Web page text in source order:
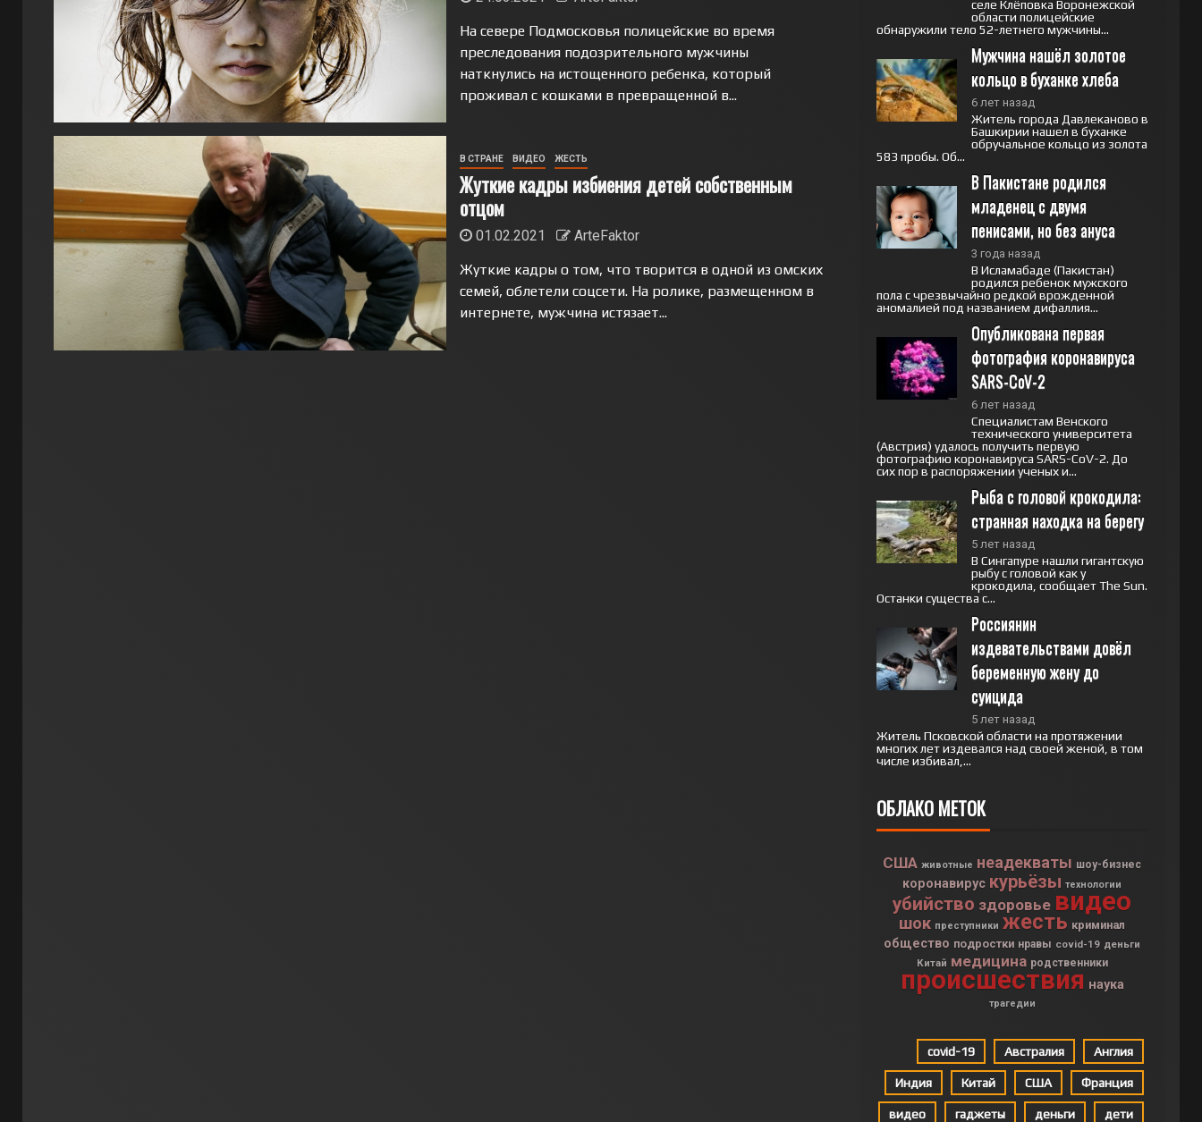
На севере Подмосковья полицейские во время
преследования подозрительного мужчины
наткнулись на истощенного ребенка, который
проживал с кошками в превращенной в...
В СТРАНЕ ВИДЕО ЖЕСТЬ
Жуткие кадры избиения детей собственным
отцом
01.02.2021
ArteFaktor
Жуткие кадры о том, что творится в одной из омских
семей, облетели соцсети. На ролике, размещенном в
интернете, мужчина истязает...
селе Клёповка Воронежской
области полицейские
обнаружили тело 52-летнего мужчины...
Мужчина нашёл золотое
кольцо в буханке хлеба
6 лет назад
Житель города Давлеканово в
Башкирии нашел в буханке
обручальное кольцо из золота
583 пробы. Об...
В Пакистане родился
младенец с двумя
пенисами, но без ануса
3 года назад
В Исламабаде (Пакистан)
родился ребенок мужского
пола с чрезвычайно редкой врожденной
аномалией под названием дифаллия...
Опубликована первая
фотография коронавируса
SARS-CoV-2
6 лет назад
Специалистам Венского
технического университета
(Австрия) удалось получить первую
фотографию коронавируса SARS-CoV-2. До
сих пор в распоряжении ученых и...
Рыба с головой крокодила:
странная находка на берегу
5 лет назад
В Сингапуре нашли гигантскую
рыбу с головой как у
крокодила, сообщает The Sun.
Останки существа с...
Россиянин
издевательствами довёл
беременную жену до
суицида
5 лет назад
Житель Псковской области на протяжении
многих лет издевался над своей женой, в том
числе избивал,...
ОБЛАКО МЕТОК
США животные неадекваты шоу-бизнес
коронавирус курьёзы технологии
убийство здоровье видео
шок преступники жесть криминал
общество подростки нравы covid-19 деньги
Китай медицина родственники
происшествия наука
трагедии
covid-19 Австралия Англия
Индия Китай США Франция
видео гаджеты деньги дети